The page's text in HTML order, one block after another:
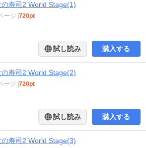
の寿司2 World Stage(1)
ージ 720pt
試し読み 購入する
の寿司2 World Stage(2)
ージ 720pt
試し読み 購入する
の寿司2 World Stage(3)